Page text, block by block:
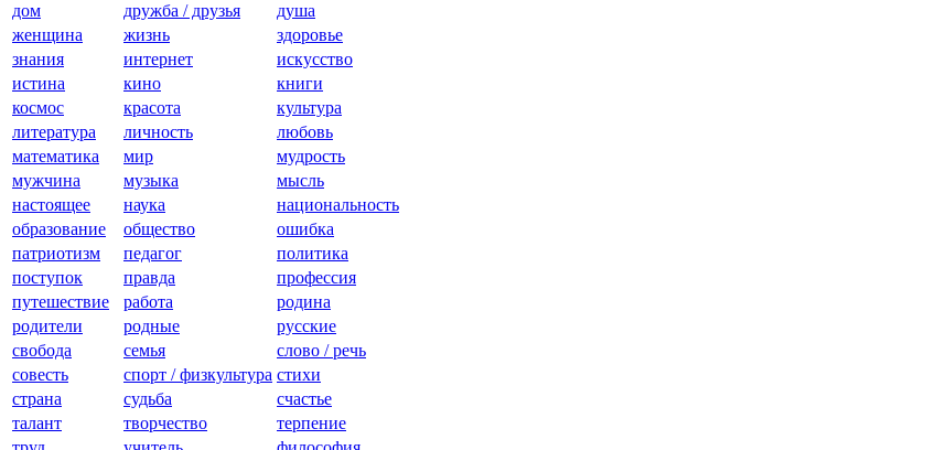
дом
дружба / друзья
душа
женщина
жизнь
здоровье
знания
интернет
искусство
истина
кино
книги
космос
красота
культура
литература
личность
любовь
математика
мир
мудрость
мужчина
музыка
мысль
настоящее
наука
национальность
образование
общество
ошибка
патриотизм
педагог
политика
поступок
правда
профессия
путешествие
работа
родина
родители
родные
русские
свобода
семья
слово / речь
совесть
спорт / физкультура стихи
страна
судьба
счастье
талант
творчество
терпение